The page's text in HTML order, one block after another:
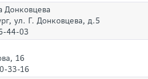
Донковцева
ул. Г. Донковцева, д.5
44-03
16
33-16